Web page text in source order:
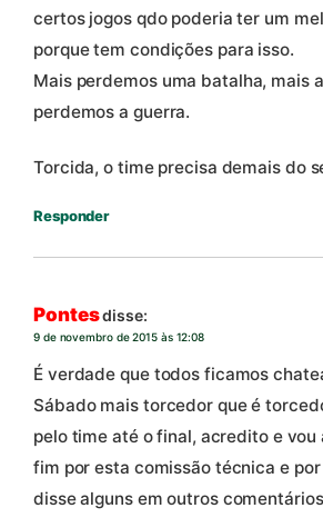
certos jogos qdo poderia ter um
porque tem condições para isso.
Mais perdemos uma batalha, mais
perdemos a guerra.
Torcida, o time precisa demais do
Responder
Pontesdisse:
9 de novembro de 2015 às 12:08
É verdade que todos ficamos
Sábado mais torcedor que é
pelo time até o final, acredito e
fim por esta comissão técnica e
disse alguns em outros